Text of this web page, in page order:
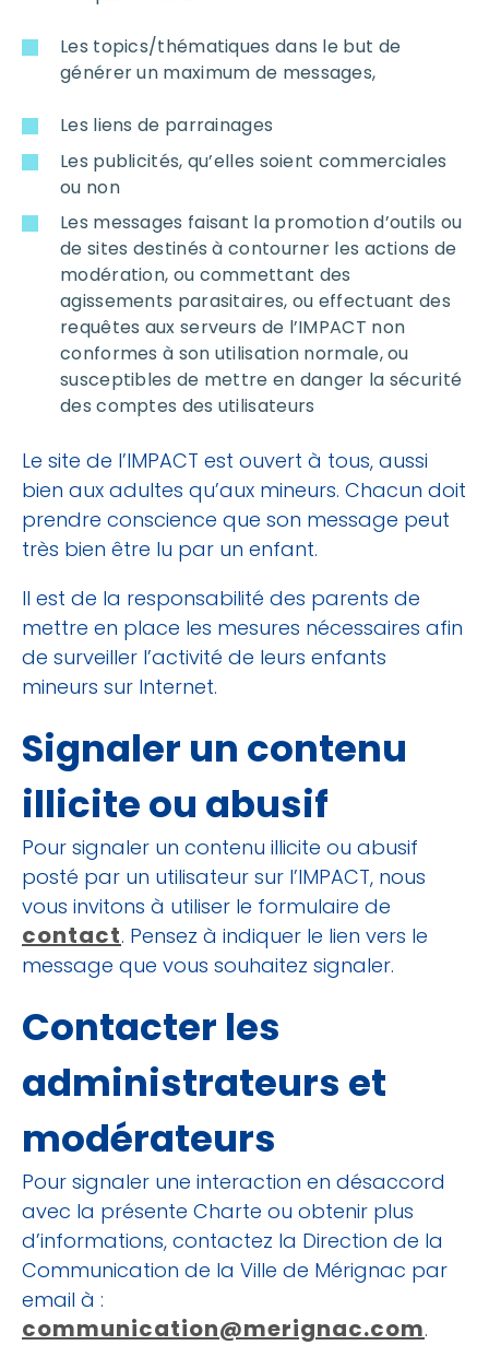
Les topics/thématiques dans le but de
générer un maximum de messages,
Les liens de parrainages
Les publicités, qu’elles soient commerciales
ou non
Les messages faisant la promotion d’outils ou
de sites destinés à contourner les actions de
modération, ou commettant des
agissements parasitaires, ou effectuant des
requêtes aux serveurs de l’IMPACT non
conformes à son utilisation normale, ou
susceptibles de mettre en danger la sécurité
des comptes des utilisateurs
Le site de l’IMPACT est ouvert à tous, aussi
bien aux adultes qu’aux mineurs. Chacun doit
prendre conscience que son message peut
très bien être lu par un enfant.
Il est de la responsabilité des parents de
mettre en place les mesures nécessaires afin
de surveiller l’activité de leurs enfants
mineurs sur Internet.
Signaler un contenu
illicite ou abusif
Pour signaler un contenu illicite ou abusif
posté par un utilisateur sur l’IMPACT, nous
vous invitons à utiliser le formulaire de
contact. Pensez à indiquer le lien vers le
message que vous souhaitez signaler.
Contacter les
administrateurs et
modérateurs
Pour signaler une interaction en désaccord
avec la présente Charte ou obtenir plus
d’informations, contactez la Direction de la
Communication de la Ville de Mérignac par
email à :
communication@merignac.com.